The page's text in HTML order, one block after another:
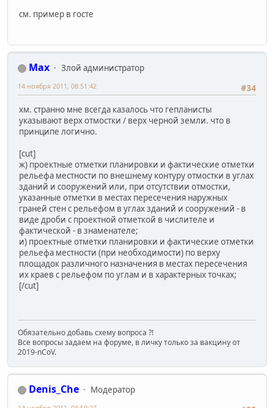
см. пример в госте
Max
Злой администратор
#34
14 ноября 2011, 08:51:42
хм. странно мне всегда казалось что гепланисты
указывают верх отмостки / верх черной земли. что в
принципе логично.
[cut]
ж) проектные отметки планировки и фактические отметки
рельефа местности по внешнему контуру отмостки в углах
зданий и сооружений или, при отсутствии отмостки,
указанные отметки в местах пересечения наружных
граней стен с рельефом в углах зданий и сооружений - в
виде дроби с проектной отметкой в числителе и
фактической - в знаменателе;
и) проектные отметки планировки и фактические отметки
рельефа местности (при необходимости) по верху
площадок различного назначения в местах пересечения
их краев с рельефом по углам и в характерных точках;
[/cut]
Обязательно добавь схему вопроса ?!
Все вопросы задаем на форуме, в личку только за вакцину от
2019-nCoV.
Denis_Che
Модератор